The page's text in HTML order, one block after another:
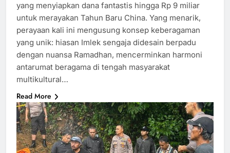
yang menyiapkan dana fantastis hingga Rp 9 miliar
untuk merayakan Tahun Baru China. Yang menarik,
perayaan kali ini mengusung konsep keberagaman
yang unik: hiasan Imlek sengaja didesain berpadu
dengan nuansa Ramadhan, mencerminkan harmoni
antarumat beragama di tengah masyarakat
multikultural…
Read More